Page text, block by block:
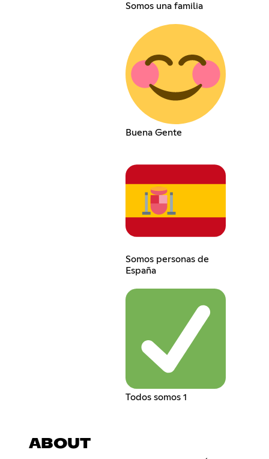
Somos una familia
Buena Gente
Somos personas de
España
Todos somos 1
ABOUT